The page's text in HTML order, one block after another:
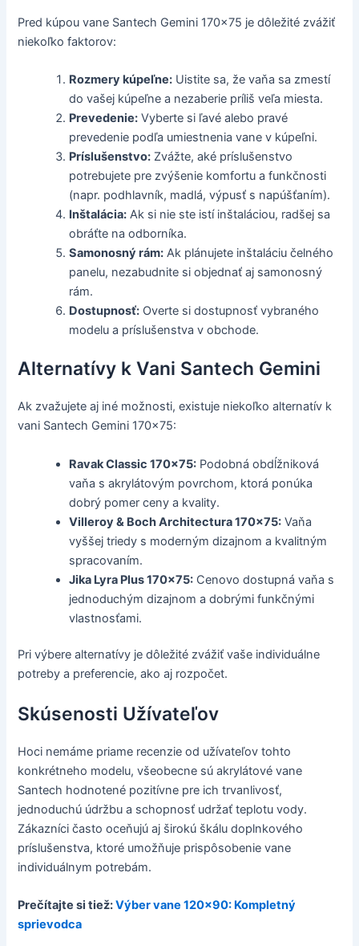
Pred kúpou vane Santech Gemini 170x75 je dôležité zvážiť
niekoľko faktorov:
Rozmery kúpeľne: Uistite sa, že vaňa sa zmestí
do vašej kúpeľne a nezaberie príliš veľa miesta.
Prevedenie: Vyberte si ľavé alebo pravé
prevedenie podľa umiestnenia vane v kúpeľni.
Príslušenstvo: Zvážte, aké príslušenstvo
potrebujete pre zvýšenie komfortu a funkčnosti
(napr. podhlavník, madlá, výpusť s napúšťaním).
Inštalácia: Ak si nie ste istí inštaláciou, radšej sa
obráťte na odborníka.
Samonosný rám: Ak plánujete inštaláciu čelného
panelu, nezabudnite si objednať aj samonosný
rám.
Dostupnosť: Overte si dostupnosť vybraného
modelu a príslušenstva v obchode.
Alternatívy k Vani Santech Gemini
Ak zvažujete aj iné možnosti, existuje niekoľko alternatív k
vani Santech Gemini 170x75:
Ravak Classic 170x75: Podobná obdĺžniková
vaňa s akrylátovým povrchom, ktorá ponúka
dobrý pomer ceny a kvality.
Villeroy & Boch Architectura 170x75: Vaňa
vyššej triedy s moderným dizajnom a kvalitným
spracovaním.
Jika Lyra Plus 170x75: Cenovo dostupná vaňa s
jednoduchým dizajnom a dobrými funkčnými
vlastnosťami.
Pri výbere alternatívy je dôležité zvážiť vaše individuálne
potreby a preferencie, ako aj rozpočet.
Skúsenosti Užívateľov
Hoci nemáme priame recenzie od užívateľov tohto
konkrétneho modelu, všeobecne sú akrylátové vane
Santech hodnotené pozitívne pre ich trvanlivosť,
jednoduchú údržbu a schopnosť udržať teplotu vody.
Zákazníci často oceňujú aj širokú škálu doplnkového
príslušenstva, ktoré umožňuje prispôsobenie vane
individuálnym potrebám.
Prečítajte si tiež:Výber vane 120x90: Kompletný
sprievodca